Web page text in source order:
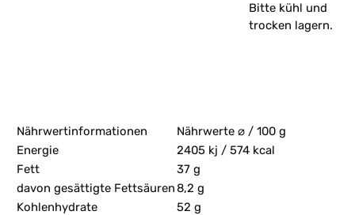
Bitte kühl und
trocken lagern.
Nährwertinformationen
Nährwerte ⌀ / 100 g
Energie
2405 kj / 574 kcal
Fett
37 g
davon gesättigte Fettsäuren8,2 g
Kohlenhydrate
52 g